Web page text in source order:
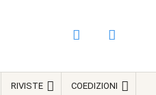
RIVISTE COEDIZIONI